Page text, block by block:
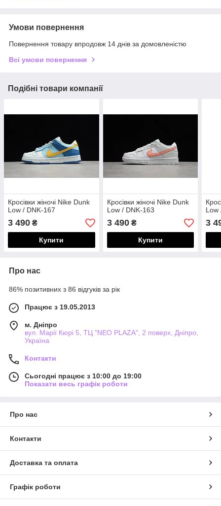
Умови повернення
Повернення товару впродовж 14 днів за домовленістю
Всі умови повернення
Подібні товари компанії
Кросівки жіночі Nike Dunk
Low / DNK-167
3 490 ₴
Купити
Кросівки жіночі Nike Dunk
Low / DNK-163
3 490₴
Купити
Low
3
Про нас
86% позитивних з 86 відгуків за рік
Працює з 19.05.2013
м. Дніпро
вул. Марії Кюрі 5, ТЦ "NEO PLAZA", 2 поверх, Дніпро,
Україна
Контакти
Сьогодні працює з 10:00 до 19:00
Показати весь графік роботи
Про нас
Контакти
Доставка та оплата
Графік роботи